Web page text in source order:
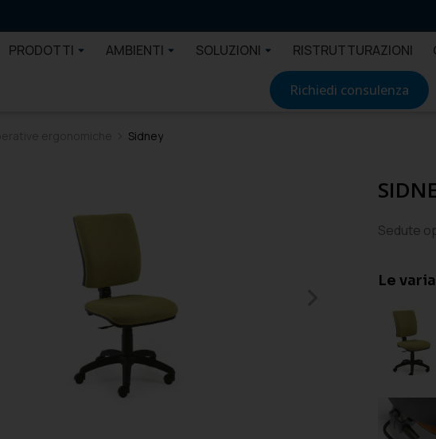
PRODOTTI AMBIENTI SOLUZIONI RISTRUTTURAZIONI
Richiedi consulenza
Sidney
Sedute
Le